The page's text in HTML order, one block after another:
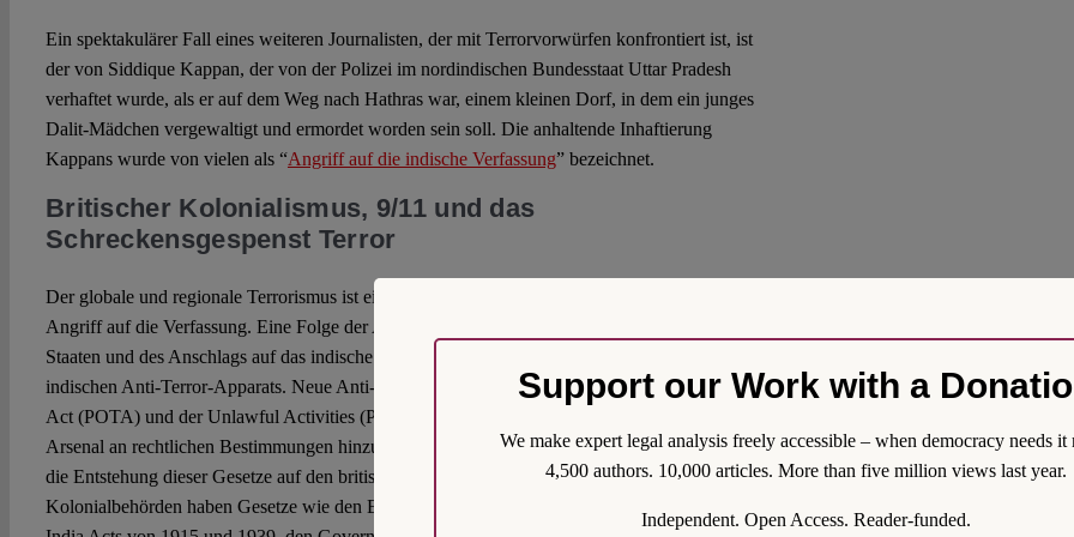
Ein spektakulärer Fall eines weiteren Journalisten, der mit Terrorvorwürfen konfrontiert ist, ist
der von Siddique Kappan, der von der Polizei im nordindischen Bundesstaat Uttar Pradesh
verhaftet wurde, als er auf dem Weg nach Hathras war, einem kleinen Dorf, in dem ein junges
Dalit-Mädchen vergewaltigt und ermordet worden sein soll. Die anhaltende Inhaftierung
Kappans wurde von vielen als “Angriff auf die indische Verfassung” bezeichnet.
Britischer Kolonialismus, 9/11 und das
Schreckensgespenst Terror
Der globale und regionale Terrorismus ist ein wichtiger Hintergrund für diesen zunehmenden
Angriff auf die Verfassung. Eine Folge der Anschläge vom 11. September in den Vereinigten
Staaten und des Anschlags auf das indische Parlament am 13. Dezember war die Stärkung des
indischen Anti-Terror-Apparats. Neue Anti-Terror-Gesetze wie der Prevention of Terrorism
Act (POTA) und der Unlawful Activities (Prevention) Act (UAPA) wurden dem bestehenden
Arsenal an rechtlichen Bestimmungen hinzugefügt. Kritische Rechtswissenschaftler führen
die Entstehung dieser Gesetze auf den britischen Kolonialismus zurück. Die
Kolonialbehörden haben Gesetze wie den East India Company Act von 1784, die Defence of
Support our Work with a
We make expert legal analysis freely accessible – when democracy needs it
4,500 authors. 10,000 articles. More than five million views last year.
Independent. Open Access. Reader-funded.